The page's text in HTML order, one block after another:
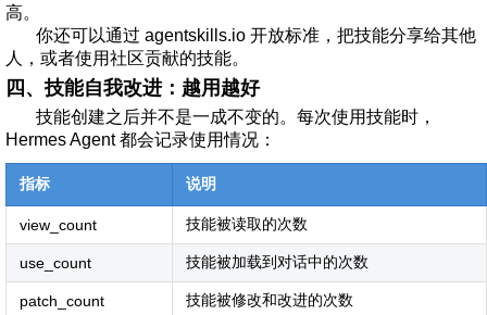
高。
你还可以通过 agentskills.io 开放标准，把技能分享给其他
人，或者使用社区贡献的技能。
四、技能自我改进：越用越好
技能创建之后并不是一成不变的。每次使用技能时，
Hermes Agent 都会记录使用情况：
指标 说明
view_count 技能被读取的次数
use_count 技能被加载到对话中的次数
patch_count 技能被修改和改进的次数